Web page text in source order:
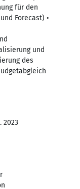
für den
Forecast) •
und
des
2023